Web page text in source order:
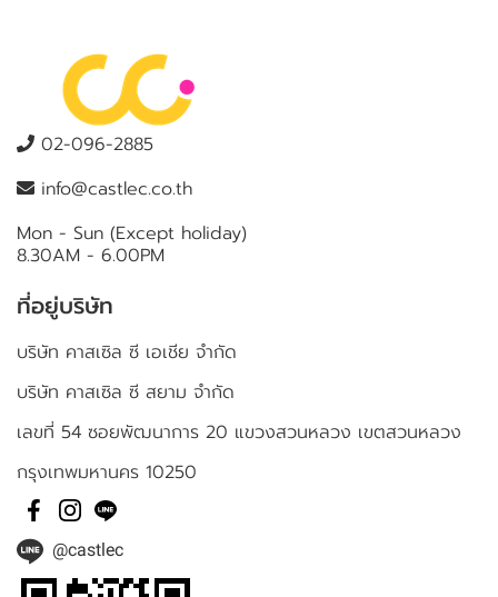
02-096-2885
info@castlec.co.th
Mon - Sun (Except holiday)
8.30AM - 6.00PM
ที่อยู่บริษัท
บริษัท คาสเซิล ซี เอเชีย จำกัด
บริษัท คาสเซิล ซี สยาม จำกัด
เลขที่ 54 ซอยพัฒนาการ 20 แขวงสวนหลวง เขตสวนหลวง
กรุงเทพมหานคร 10250
@castlec